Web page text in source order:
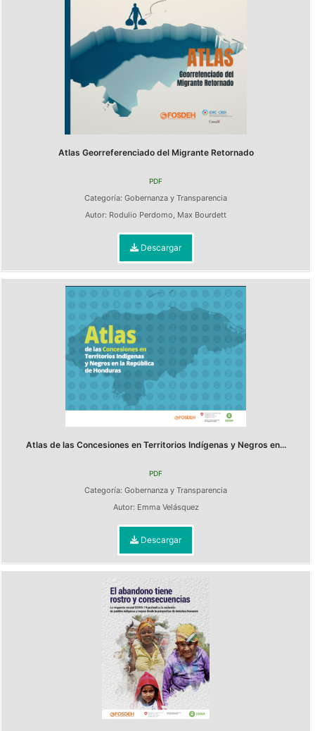
Atlas Georreferenciado del Migrante Retornado
PDF
Categoría: Gobernanza y Transparencia
Autor: Rodulio Perdomo, Max Bourdett
Descargar
Atlas de las Concesiones en Territorios Indígenas y Negros en...
PDF
Categoría: Gobernanza y Transparencia
Autor: Emma Velásquez
Descargar